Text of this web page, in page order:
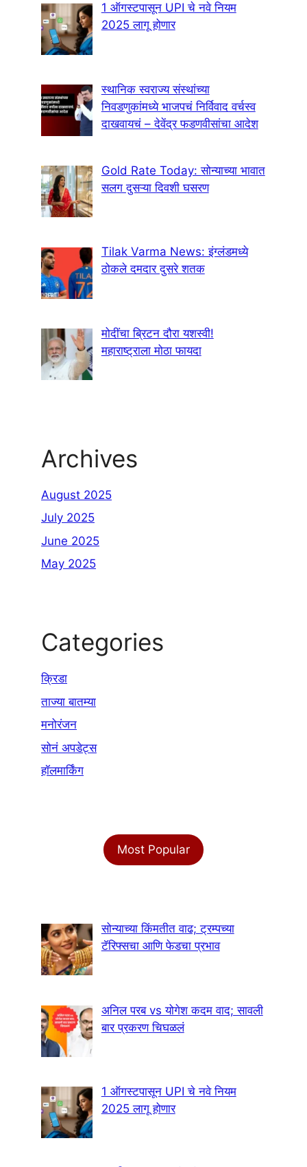
1 ऑगस्टपासून UPI चे नवे नियम
2025 लागू होणार
स्थानिक स्वराज्य संस्थांच्या
निवडणुकांमध्ये भाजपचं निर्विवाद वर्चस्व
दाखवायचं – देवेंद्र फडणवीसांचा आदेश
Gold Rate Today: सोन्याच्या भावात
सलग दुसऱ्या दिवशी घसरण
Tilak Varma News: इंग्लंडमध्ये
ठोकले दमदार दुसरे शतक
मोदींचा ब्रिटन दौरा यशस्वी!
महाराष्ट्राला मोठा फायदा
Archives
August 2025
July 2025
June 2025
May 2025
Categories
क्रिडा
ताज्या बातम्या
मनोरंजन
सोनं अपडेट्स
हॉलमार्किंग
Most Popular
सोन्याच्या किंमतीत वाढ; ट्रम्पच्या
टॅरिफ्सचा आणि फेडचा प्रभाव
अनिल परब vs योगेश कदम वाद; सावली
बार प्रकरण चिघळलं
1 ऑगस्टपासून UPI चे नवे नियम
2025 लागू होणार